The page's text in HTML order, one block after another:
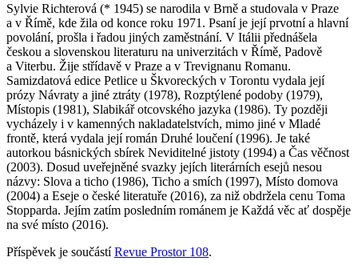
Sylvie Richterová (* 1945) se narodila v Brně a studovala v Praze
a v Římě, kde žila od konce roku 1971. Psaní je její prvotní a hlavní
povolání, prošla i řadou jiných zaměstnání. V Itálii přednášela
českou a slovenskou literaturu na univerzitách v Římě, Padově
a Viterbu. Žije střídavě v Praze a v Trevignanu Romanu.
Samizdatová edice Petlice u Škvoreckých v Torontu vydala její
prózy Návraty a jiné ztráty (1978), Rozptýlené podoby (1979),
Místopis (1981), Slabikář otcovského jazyka (1986). Ty později
vycházely i v kamenných nakladatelstvích, mimo jiné v Mladé
frontě, která vydala její román Druhé loučení (1996). Je také
autorkou básnických sbírek Neviditelné jistoty (1994) a Čas věčnost
(2003). Dosud uveřejněné svazky jejích literárních esejů nesou
názvy: Slova a ticho (1986), Ticho a smích (1997), Místo domova
(2004) a Eseje o české literatuře (2016), za niž obdržela cenu Toma
Stopparda. Jejím zatím posledním románem je Každá věc ať dospěje
na své místo (2016).
Příspěvek je součástíRevue Prostor 108.